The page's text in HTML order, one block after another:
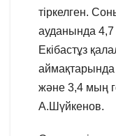
тіркелген.
ауданында
Екібастұз
аймақтарында
және 3,4 мың
А.Шүйкенов.